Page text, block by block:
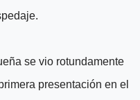
se vio rotundamente
presentación en el